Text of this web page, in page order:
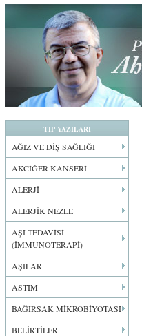
TIP YAZILARI
AĞIZ VE DİŞ SAĞLIĞI
AKCİĞER KANSERİ
ALERJİ
ALERJİK NEZLE
AŞI TEDAVİSİ
(İMMUNOTERAPİ)
AŞILAR
ASTIM
BAĞIRSAK MİKROBİYOTASI
BELİRTİLER